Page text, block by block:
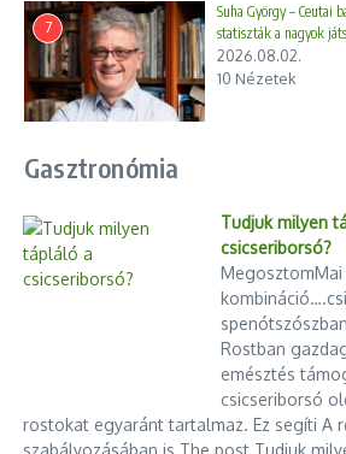
7
Suha György – Ceutai
statiszták a nagyok
2026.08.02.
10 Nézetek
Gasztronómia
Tudjuk milyen
csicseriborsó?
Rostban
emésztés
csicseriborsó
rostokat egyaránt tartalmaz. Ez segíti A